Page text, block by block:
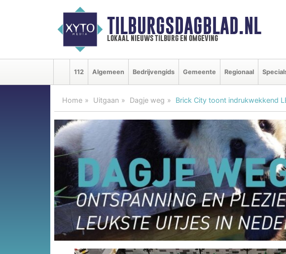
TILBURGSDAGBLAD.NL
lokaal nieuws tilburg en omgeving
112 Algemeen Bedrijvengids Gemeente Regionaal
Home Uitgaan Dagje weg Brick City toont indrukwekkend